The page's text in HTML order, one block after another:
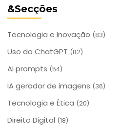
&Secções
Tecnologia e Inovação (83)
Uso do ChatGPT (82)
AI prompts (54)
IA gerador de imagens (36)
Tecnologia e Ética (20)
Direito Digital (18)